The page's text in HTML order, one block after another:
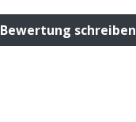
Bewertung schreiben